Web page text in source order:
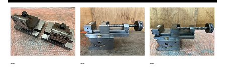
--
--
--